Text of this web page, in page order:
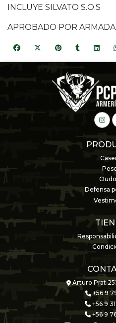
INCLUYE SILVATO S.O.S
APROBADO POR
Defensa
Arturo Prat
+56 9
+56 9
+56 9